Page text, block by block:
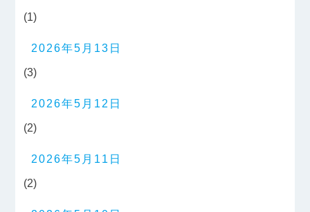
(1)
2026年5月13日
(3)
2026年5月12日
(2)
2026年5月11日
(2)